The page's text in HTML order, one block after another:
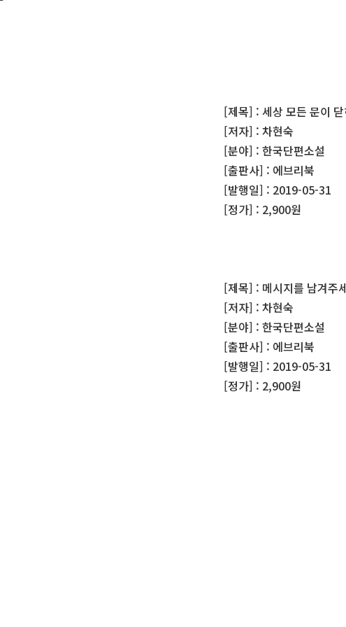
[제목] : 세상 모든 문이
[저자] : 차현숙
[분야] : 한국단편소설
[출판사] : 에브리북
[발행일] : 2019-05-31
[정가] : 2,900원
[제목] : 메시지를 남겨주
[저자] : 차현숙
[분야] : 한국단편소설
[출판사] : 에브리북
[발행일] : 2019-05-31
[정가] : 2,900원